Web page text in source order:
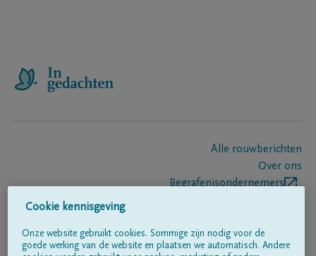
Alle rouwberichten
Over ons
Begrafenisondernemers
Volg ons op
Cookie kennisgeving
Onze website gebruikt cookies. Sommige zijn nodig voor de
goede werking van de website en plaatsen we automatisch. Andere